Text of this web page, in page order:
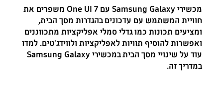
מכשירי Samsung Galaxy עם One UI 7 משפרים את
חוויית המשתמש עם עדכונים בהגדרות מסך הבית,
ומציעים תכונות כמו גדלי סמלי אפליקציות מתכווננים
ואפשרות להוסיף תוויות לאפליקציות ולווידג'טים. למדו
עוד על שינויי מסך הבית במכשירי Samsung Galaxy
במדריך זה.